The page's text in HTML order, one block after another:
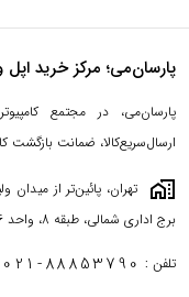
پارسان‌می؛ مرکز خرید
پارسان‌می، در مجتمع
ارسال‌سریع‌کالا، ضمانت بازگشت
maps_home_work
تهران، پائین‌تر از میدان
برج اداری شمالی، طبقه 8، واحد 46
تلفن : 021-88853790